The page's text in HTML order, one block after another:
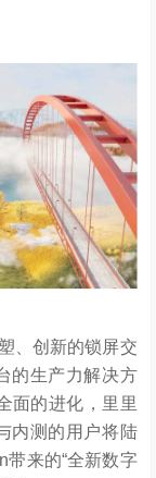
、创新的锁屏交
的生产力解决方
面的进化，里里
内测的用户将陆
带来的“全新数字